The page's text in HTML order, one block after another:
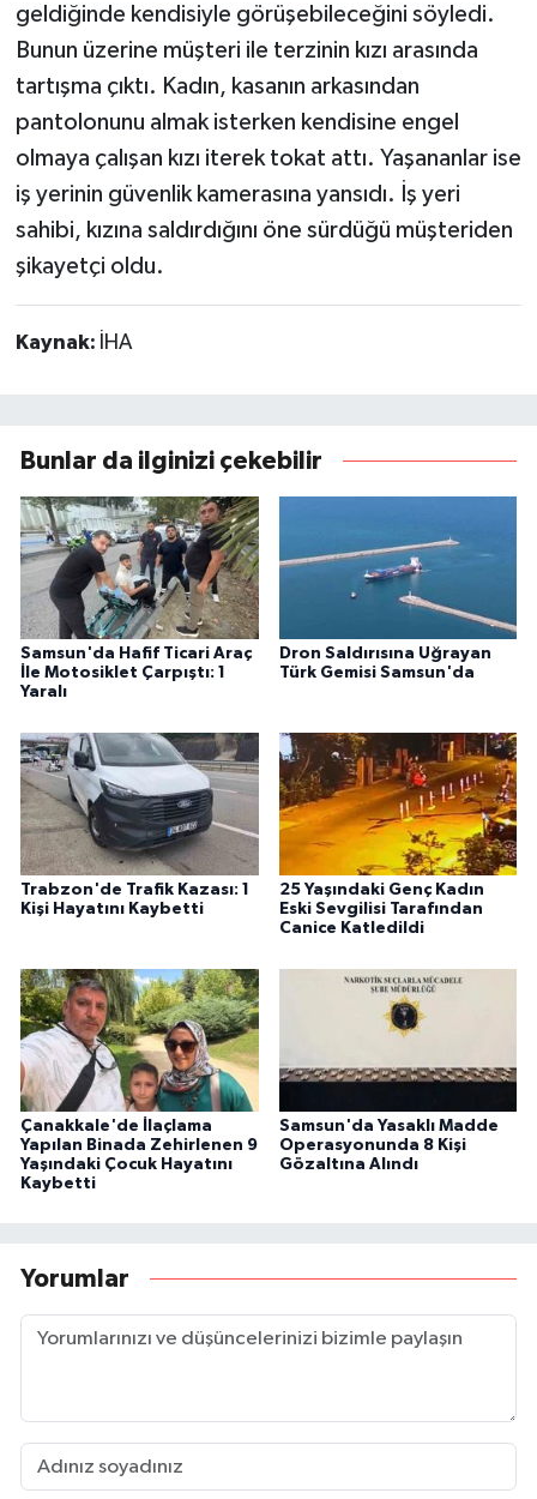
geldiğinde kendisiyle görüşebileceğini söyledi.
Bunun üzerine müşteri ile terzinin kızı arasında
tartışma çıktı. Kadın, kasanın arkasından
pantolonunu almak isterken kendisine engel
olmaya çalışan kızı iterek tokat attı. Yaşananlar ise
iş yerinin güvenlik kamerasına yansıdı. İş yeri
sahibi, kızına saldırdığını öne sürdüğü müşteriden
şikayetçi oldu.
Kaynak: İHA
Bunlar da ilginizi çekebilir
Samsun'da Hafif Ticari Araç
İle Motosiklet Çarpıştı: 1
Yaralı
Dron Saldırısına Uğrayan
Türk Gemisi Samsun'da
Trabzon'de Trafik Kazası: 1
Kişi Hayatını Kaybetti
25 Yaşındaki Genç Kadın
Eski Sevgilisi Tarafından
Canice Katledildi
Çanakkale'de İlaçlama
Yapılan Binada Zehirlenen 9
Yaşındaki Çocuk Hayatını
Kaybetti
Samsun'da Yasaklı Madde
Operasyonunda 8 Kişi
Gözaltına Alındı
Yorumlar